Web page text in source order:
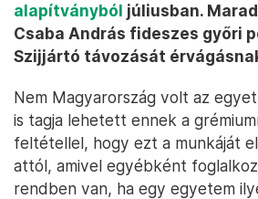
alapítványból júliusban.
Csaba András fideszes győri
Szijjártó távozását
Nem Magyarország volt az
is tagja lehetett ennek a
feltétellel, hogy ezt a munkáját
attól, amivel egyébként
rendben van, ha egy egyetem